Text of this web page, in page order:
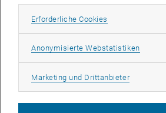
letztlich im Alltagsbetrieb einer Bibliothek
Die Veranstaltung "Die Bibliothek als
Jahrhundert" wird im Rahmen der 200-
Universitätsbibliothek organisiert. Zugleich
Preconference zum heurigen <link http:
oebt2015_preconference _blank>32.
Erforderliche Cookies Erforderliche
Anonymisierte Webstatistiken
Marketing und DrittanbieterMarketing